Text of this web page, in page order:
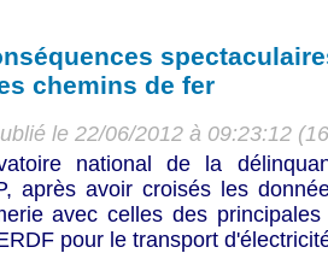
chemins de fer
le 22/06/2012 à 09:23:12
national de la
après avoir croisés les
avec celles des
pour le transport